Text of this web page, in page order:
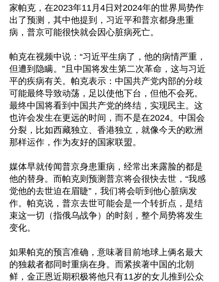
家帕克，在2023年11月4日对2024年的世界局势作
出了预测，其中他提到，习近平和普京都身患重
病，普京可能很快就会因心脏病死亡。
帕克在视频中说：“习近平生病了，他的病情严重，
但遭到隐瞒。”且中国将发生第二次革命，这与习近
平的疾病有关。帕克表示：中国共产党内部的分歧
可能最终导致动荡，足以使他下台，但他不会死。
最终中国将看到中国共产党的终结，实现民主。这
也许会发生在更远的时间，而不是在2024。中国会
分裂，比如西藏独立、香港独立，就像今天的欧洲
那样运作，作为友好的国家联盟。
媒体早就传闻普京身患重病，经常出来露脸的都是
他的替身。而帕克则预测普京将会很快去世，“我感
觉他的去世迫在眉睫”，我们将会听到他心脏病发
作。帕克说，普京去世可能会是一个转折点，是结
束这一切（指俄乌战争）的时刻，整个局势将发生
变化。
如果帕克的预言准确，意味著目前地球上俩名最大
的独裁者都同时重病在身。而紧挨著中国的北朝
鲜，金正恩近期积极将他只有11岁的女儿推到公众